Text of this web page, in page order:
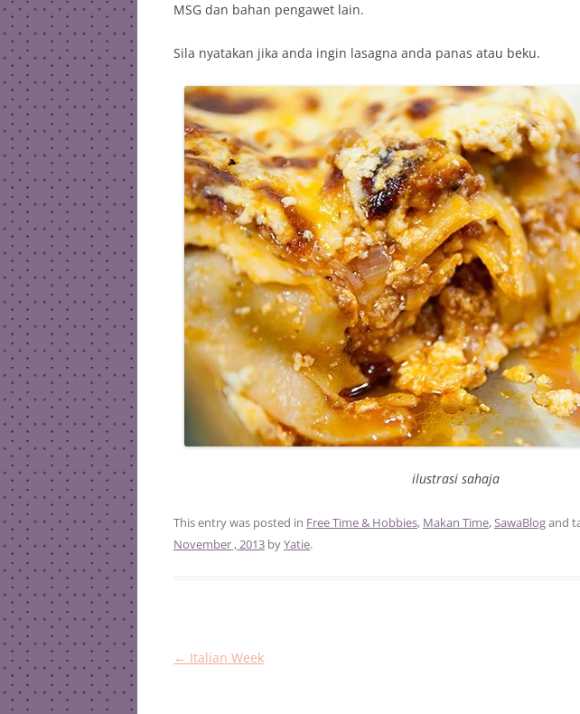
MSG dan bahan pengawet lain.
Sila nyatakan jika anda ingin lasagna anda panas atau beku.
ilustrasi sahaja
This entry was posted in Free Time & Hobbies, Makan Time,SawaBlogand
November , 2013 byYatie.
Post
← Italian Week